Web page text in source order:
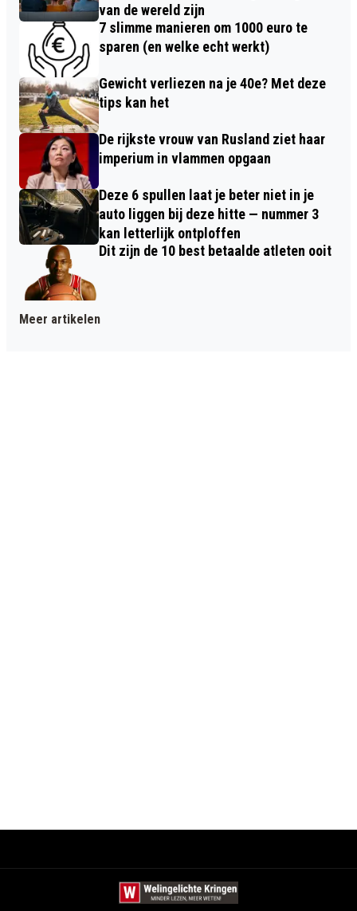
van de wereld zijn
7 slimme manieren om 1000 euro te
sparen (en welke echt werkt)
Gewicht verliezen na je 40e? Met deze
tips kan het
De rijkste vrouw van Rusland ziet haar
imperium in vlammen opgaan
Deze 6 spullen laat je beter niet in je
auto liggen bij deze hitte — nummer 3
kan letterlijk ontploffen
Dit zijn de 10 best betaalde atleten ooit
Meer artikelen